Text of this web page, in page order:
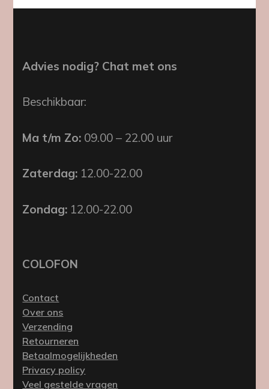
Advies nodig? Chat met ons
Beschikbaar:
Ma t/m Zo: 09.00 – 22.00 uur
Zaterdag: 12.00-22.00
Zondag: 12.00-22.00
COLOFON
Contact
Over ons
Verzending
Retourneren
Betaalmogelijkheden
Privacy policy
Veel gestelde vragen